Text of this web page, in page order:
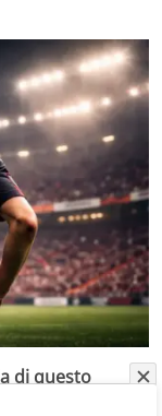
di questo